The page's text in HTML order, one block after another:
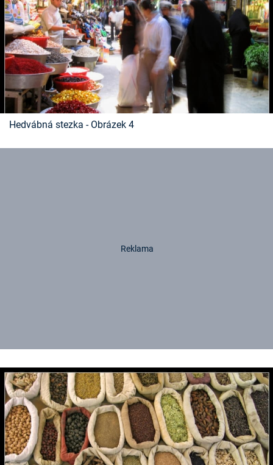
Hedvábná stezka - Obrázek 4